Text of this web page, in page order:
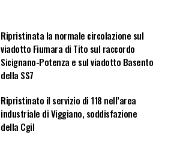
Ripristinata la normale circolazione sul
viadotto Fiumara di Tito sul raccordo
Sicignano-Potenza e sul viadotto Basento
della SS7
Ripristinato il servizio di 118 nell’area
industriale di Viggiano, soddisfazione
della Cgil